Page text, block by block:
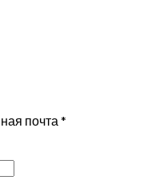
почта *